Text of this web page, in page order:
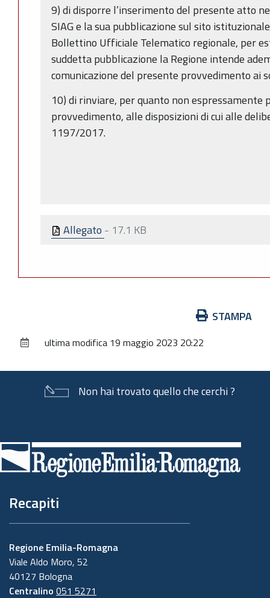
9) di disporre l’inserimento del presente atto
SIAG e la sua pubblicazione sul sito
Bollettino Ufficiale Telematico regionale, per
suddetta pubblicazione la Regione intende
comunicazione del presente provvedimento ai
10) di rinviare, per quanto non espressamente
provvedimento, alle disposizioni di cui alle
1197/2017.
Allegato - 17.1 KB
documento
STAMPA
ultima modifica 19 maggio 2023 20:22
Non hai trovato quello che cerchi ?
di
pagina
Recapiti
Regione Emilia-Romagna
Viale Aldo Moro, 52
40127 Bologna
Centralino 051 5271